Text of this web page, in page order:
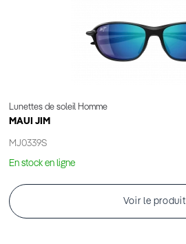
Lunettes de soleil Homme
MAUI JIM
MJ0339S
En stock en ligne
Voir le produit